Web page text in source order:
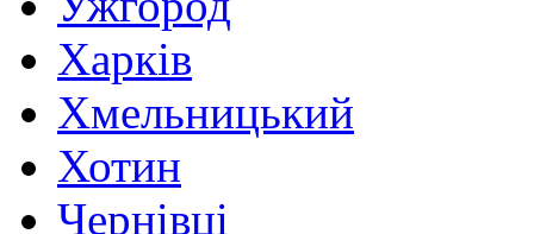
Харків
Хмельницький
Хотин
Чернівці